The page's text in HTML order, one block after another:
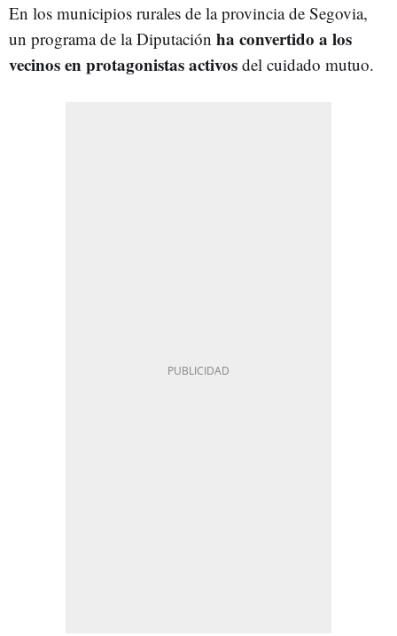
En los municipios rurales de la provincia de Segovia,
un programa de la Diputación ha convertido a los
vecinos en protagonistas activos del cuidado mutuo.